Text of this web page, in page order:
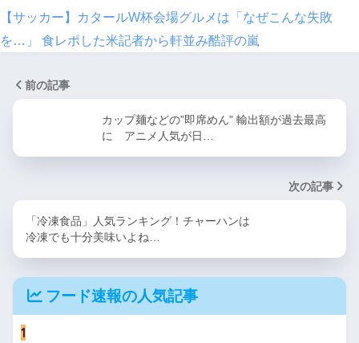
【サッカー】カタールW杯会場グルメは「なぜこんな失敗
を…」 食レポした米記者から軒並み酷評の嵐
前の記事
カップ麺などの”即席めん” 輸出額が過去最高
に アニメ人気が日…
次の記事
「冷凍食品」人気ランキング！チャーハンは
冷凍でも十分美味いよね…
フード速報の人気記事
1